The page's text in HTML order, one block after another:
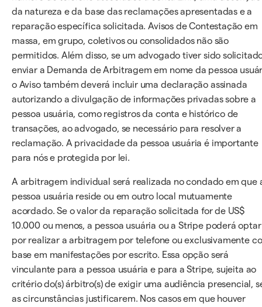
da natureza e da base das reclamações apresentadas e a
reparação específica solicitada. Avisos de Contestação em
massa, em grupo, coletivos ou consolidados não são
permitidos. Além disso, se um advogado tiver sido
enviar a Demanda de Arbitragem em nome da pessoa
o Aviso também deverá incluir uma declaração assinada
autorizando a divulgação de informações privadas sobre a
pessoa usuária, como registros da conta e histórico de
transações, ao advogado, se necessário para resolver a
reclamação. A privacidade da pessoa usuária é importante
para nós e protegida por lei.
A arbitragem individual será realizada no condado em que
pessoa usuária reside ou em outro local mutuamente
acordado. Se o valor da reparação solicitada for de US$
10.000 ou menos, a pessoa usuária ou a Stripe poderá optar
por realizar a arbitragem por telefone ou exclusivamente
base em manifestações por escrito. Essa opção será
vinculante para a pessoa usuária e para a Stripe, sujeita ao
critério do(s) árbitro(s) de exigir uma audiência presencial,
as circunstâncias justificarem. Nos casos em que houver